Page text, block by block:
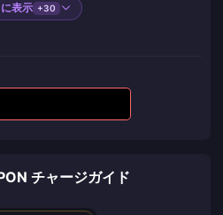
表示 +30
チャージガイド